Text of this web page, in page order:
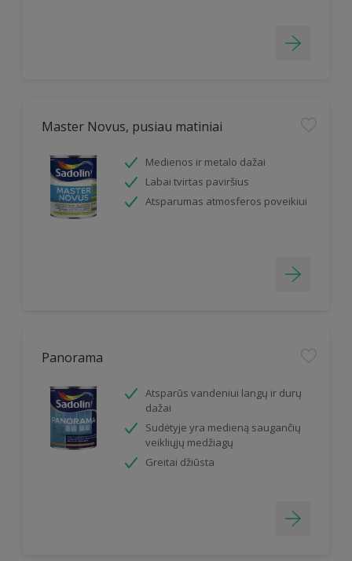
Master Novus, pusiau matiniai
Medienos ir metalo dažai
Labai tvirtas paviršius
Atsparumas atmosferos poveikiui
Panorama
Atsparūs vandeniui langų ir durų
dažai
Sudėtyje yra medieną saugančių
veikliųjų medžiagų
Greitai džiūsta